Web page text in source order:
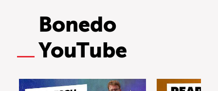
Bonedo
YouTube